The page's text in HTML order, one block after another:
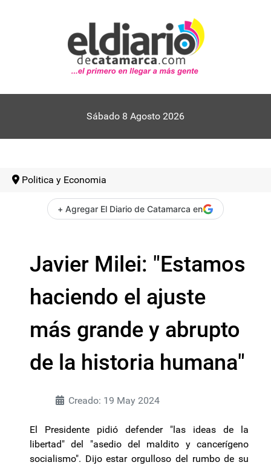
Sábado 8 Agosto 2026
Politica y Economia
+ Agregar El Diario de Catamarca en
Javier Milei: "Estamos
haciendo el ajuste
más grande y abrupto
de la historia humana"
Creado: 19 May 2024
El Presidente pidió defender "las ideas de la
libertad" del "asedio del maldito y cancerígeno
socialismo". Dijo estar orgulloso del rumbo de su